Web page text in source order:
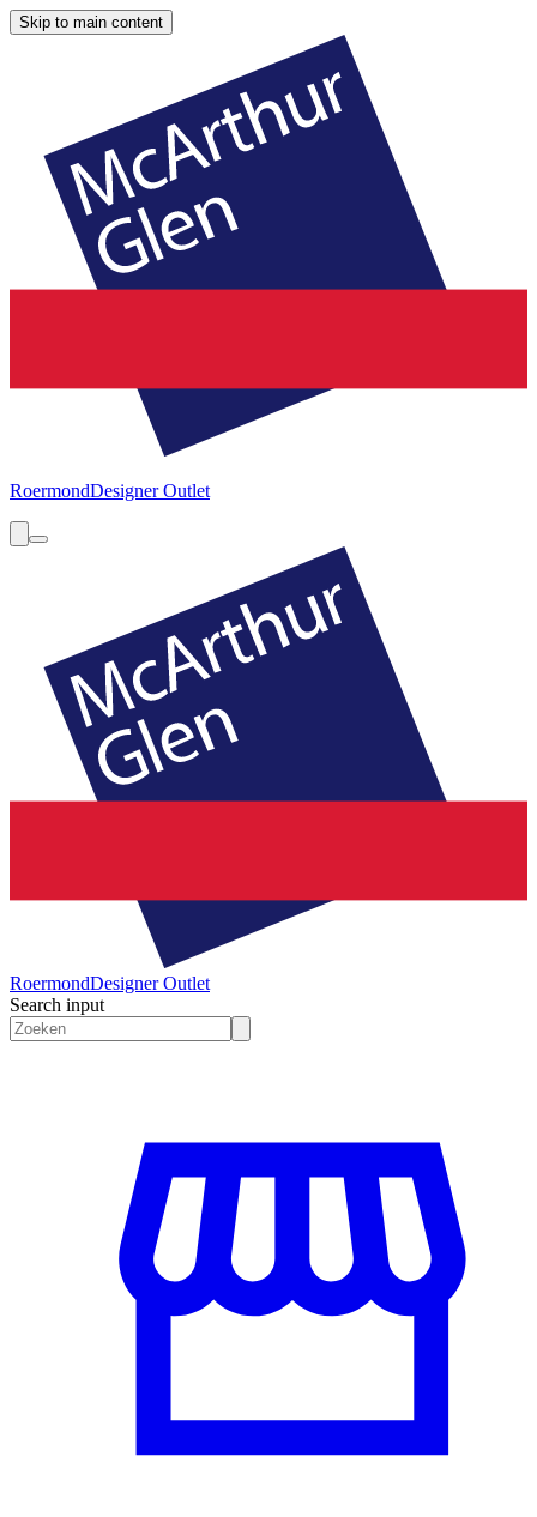
Skip to main content
RoermondDesigner Outlet
RoermondDesigner Outlet
Search input